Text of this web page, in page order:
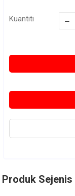
Kuantiti
Produk Sejenis